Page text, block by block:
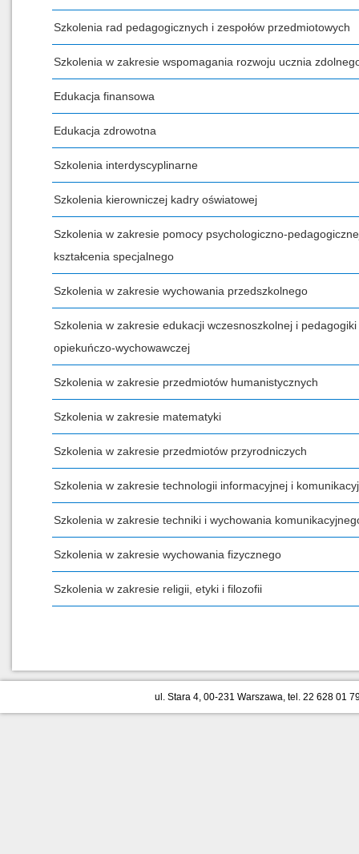
Szkolenia rad pedagogicznych i zespołów przedmiotowych
Szkolenia w zakresie wspomagania rozwoju ucznia
Edukacja finansowa
Edukacja zdrowotna
Szkolenia interdyscyplinarne
Szkolenia kierowniczej kadry oświatowej
Szkolenia w zakresie pomocy psychologiczno-
kształcenia specjalnego
Szkolenia w zakresie wychowania przedszkolnego
Szkolenia w zakresie edukacji wczesnoszkolnej i pedagogiki
opiekuńczo-wychowawczej
Szkolenia w zakresie przedmiotów humanistycznych
Szkolenia w zakresie matematyki
Szkolenia w zakresie przedmiotów przyrodniczych
Szkolenia w zakresie technologii informacyjnej i
Szkolenia w zakresie techniki i wychowania
Szkolenia w zakresie wychowania fizycznego
Szkolenia w zakresie religii, etyki i filozofii
ul. Stara 4, 00-231 Warszawa, tel. 22 628 01